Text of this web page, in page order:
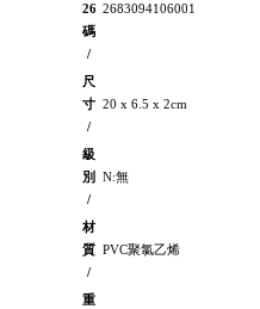
26
碼
/
2683094106001
尺
寸
/
20 x 6.5 x 2cm
級
別
/
N:無
材
質
/
PVC聚氯乙烯
重